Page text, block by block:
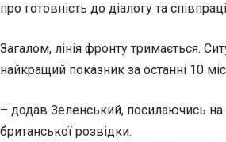
про готовність до діалогу та
Загалом, лінія фронту тримається.
найкращий показник за останні 10
– додав Зеленський, посилаючись на
британської розвідки.